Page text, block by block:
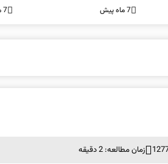
7 ماه پیش 7
زمان مطالعه: 2 دقیقه